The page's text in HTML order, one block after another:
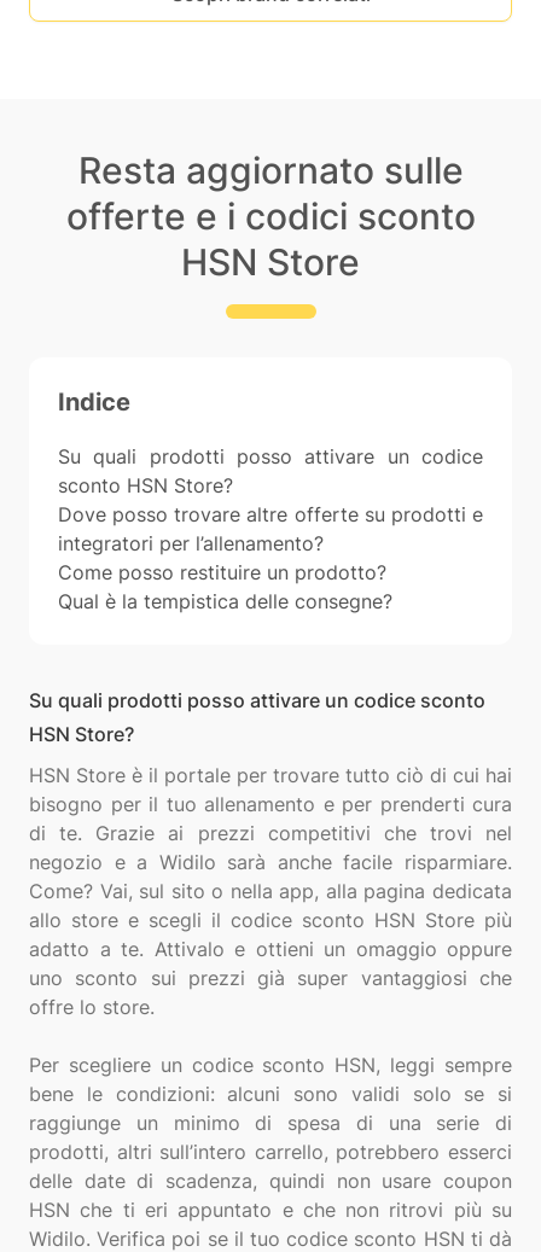
Resta aggiornato sulle
offerte e i codici sconto
HSN Store
Indice
Su quali prodotti posso attivare un codice
sconto HSN Store?
Dove posso trovare altre offerte su prodotti e
integratori per l’allenamento?
Come posso restituire un prodotto?
Qual è la tempistica delle consegne?
Su quali prodotti posso attivare un codice sconto
HSN Store?
HSN Store è il portale per trovare tutto ciò di cui hai
bisogno per il tuo allenamento e per prenderti cura
di te. Grazie ai prezzi competitivi che trovi nel
negozio e a Widilo sarà anche facile risparmiare.
Come? Vai, sul sito o nella app, alla pagina dedicata
allo store e scegli il codice sconto HSN Store più
adatto a te. Attivalo e ottieni un omaggio oppure
uno sconto sui prezzi già super vantaggiosi che
offre lo store.
Per scegliere un codice sconto HSN, leggi sempre
bene le condizioni: alcuni sono validi solo se si
raggiunge un minimo di spesa di una serie di
prodotti, altri sull’intero carrello, potrebbero esserci
delle date di scadenza, quindi non usare coupon
HSN che ti eri appuntato e che non ritrovi più su
Widilo. Verifica poi se il tuo codice sconto HSN ti dà